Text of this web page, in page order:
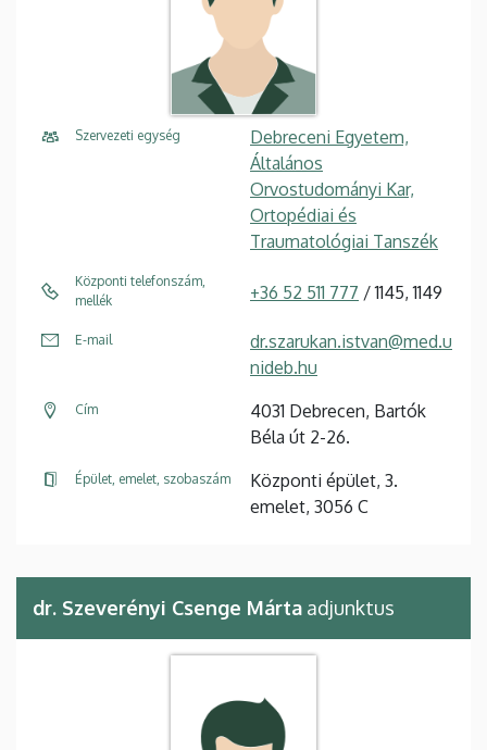
Szervezeti egység
Debreceni Egyetem,
Általános
Orvostudományi Kar,
Ortopédiai és
Traumatológiai Tanszék
Központi telefonszám,
mellék
+36 52 511 777 / 1145, 1149
E-mail
dr.szarukan.istvan@med.u
nideb.hu
Cím
4031 Debrecen, Bartók
Béla út 2-26.
Épület, emelet, szobaszám
Központi épület, 3.
emelet, 3056 C
dr. Szeverényi Csenge Márta adjunktus